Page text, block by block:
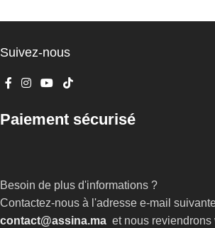
Suivez-nous
Paiement sécurisé
Besoin de plus d'informations ?
Contactez-nous à l'adresse e-mail
contact@assina.ma et nous